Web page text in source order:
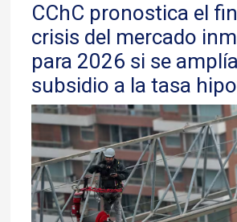
CChC pronostica el
crisis del mercado
para 2026 si se
subsidio a la tasa